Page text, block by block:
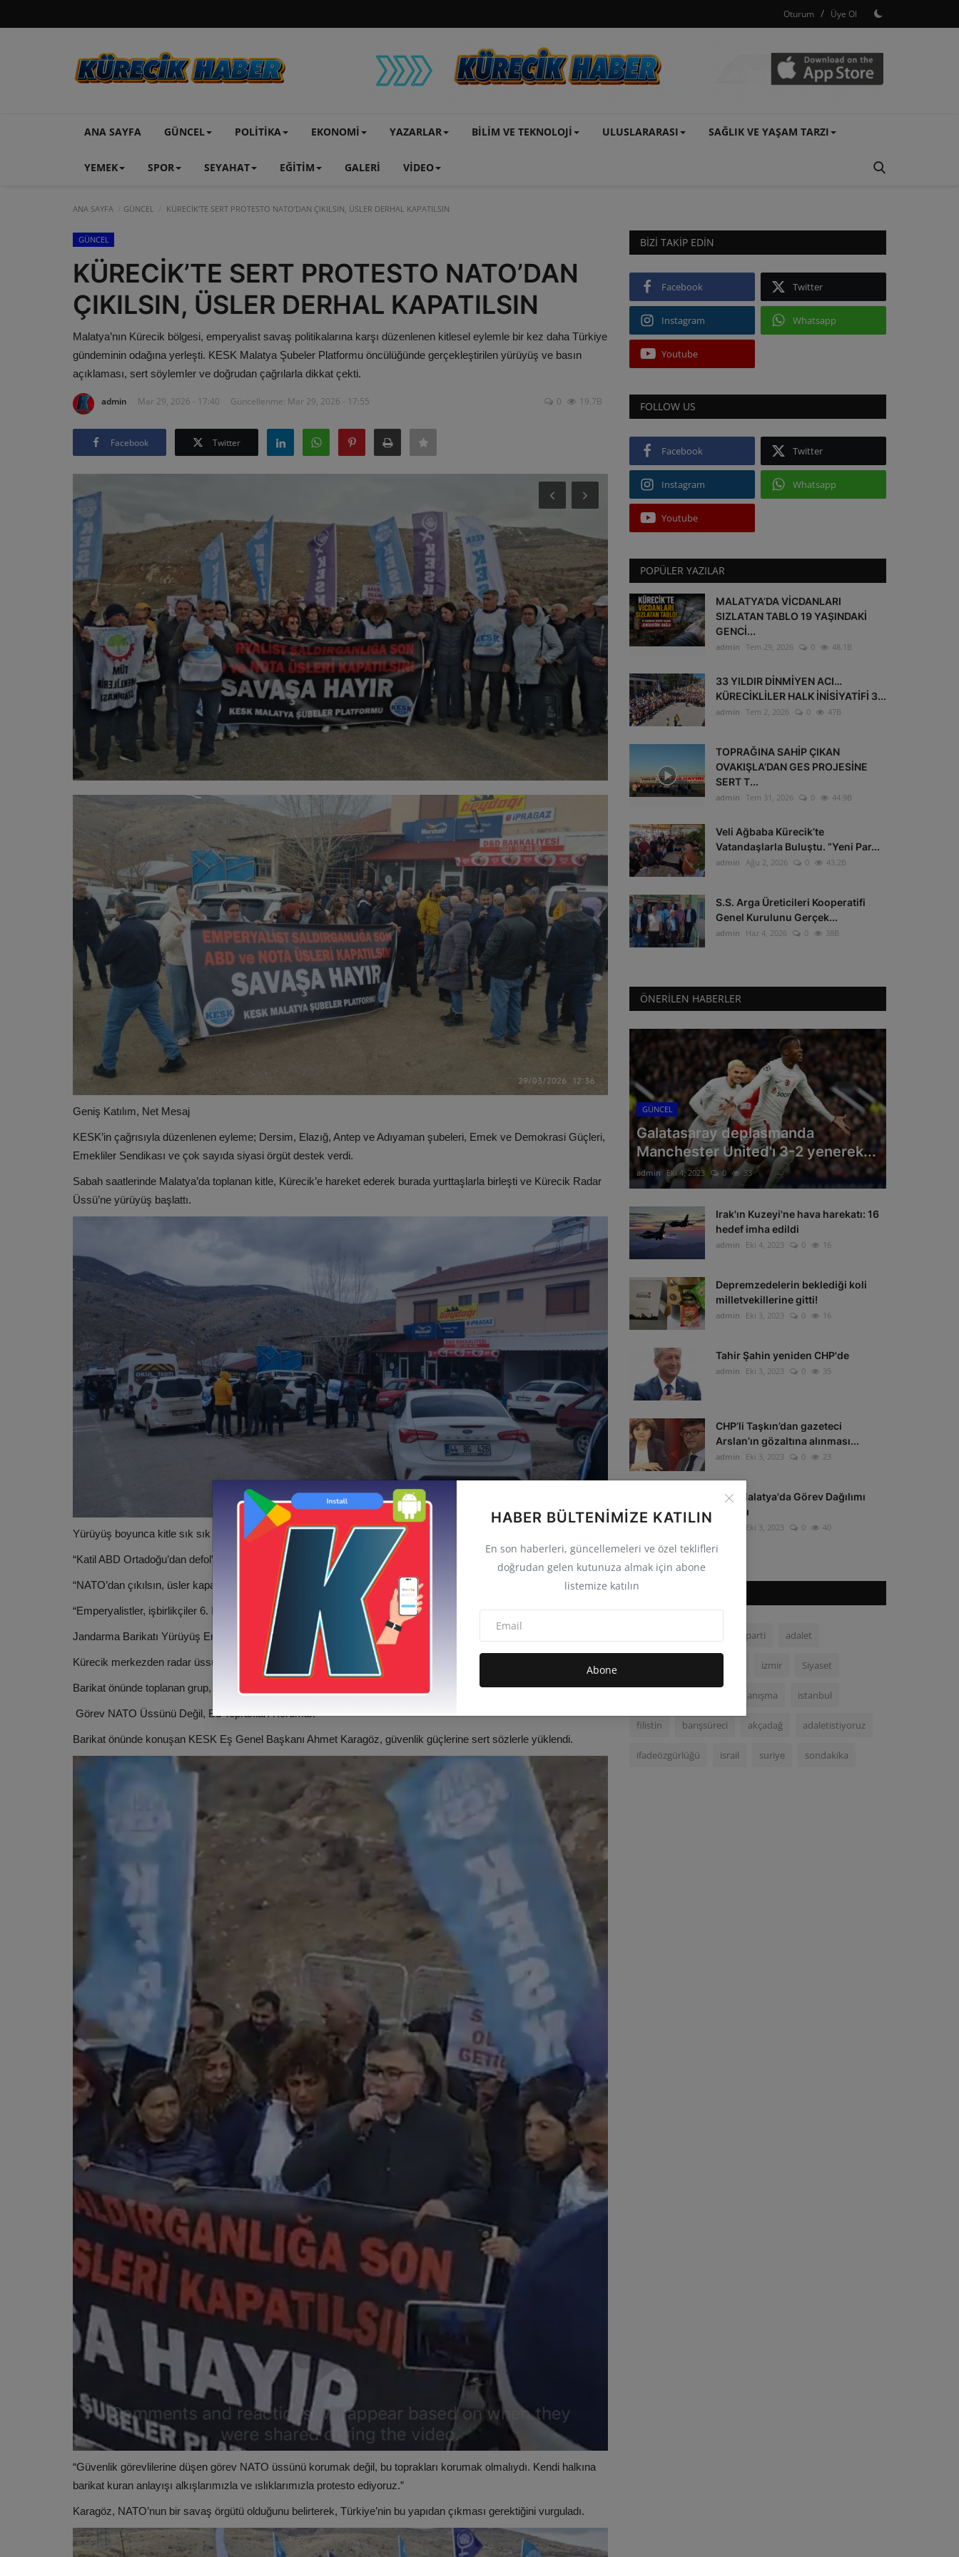
Oturum / Üye Ol
ANA SAYFA GÜNCEL POLİTİKA EKONOMİ YAZARLAR BİLİM VE TEKNOLOJİ ULUSLARARASI SAĞLIK VE YAŞAM TARZI
YEMEK SPOR SEYAHAT EĞİTİM GALERİ VİDEO
HABER BÜLTENIMIZE KATILIN
En son haberleri, güncellemeleri ve özel teklifleri
doğrudan gelen kutunuza almak için abone
listemize katılın
Abone
ANA SAYFA GÜNCEL KÜRECİK’TE SERT PROTESTO NATO’DAN ÇIKILSIN, ÜSLER DERHAL KAPATILSIN
GÜNCEL
KÜRECİK’TE SERT PROTESTO NATO’DAN
ÇIKILSIN, ÜSLER DERHAL KAPATILSIN
Malatya’nın Kürecik bölgesi, emperyalist savaş politikalarına karşı düzenlenen kitlesel eylemle bir kez daha Türkiye
gündeminin odağına yerleşti. KESK Malatya Şubeler Platformu öncülüğünde gerçekleştirilen yürüyüş ve basın
açıklaması, sert söylemler ve doğrudan çağrılarla dikkat çekti.
admin Mar 29, 2026 - 17:40 Güncellenme: Mar 29, 2026 - 17:55 0 19.7B
Facebook Twitter
Geniş Katılım, Net Mesaj
KESK’in çağrısıyla düzenlenen eyleme; Dersim, Elazığ, Antep ve Adıyaman şubeleri, Emek ve Demokrasi Güçleri,
Emekliler Sendikası ve çok sayıda siyasi örgüt destek verdi.
Sabah saatlerinde Malatya’da toplanan kitle, Kürecik’e hareket ederek burada yurttaşlarla birleşti ve Kürecik Radar
Üssü’ne yürüyüş başlattı.
Yürüyüş boyunca kitle sık sık şu sloganları attı.
“Katil ABD Ortadoğu’dan defol”
“NATO’dan çıkılsın, üsler kapatılsın”
“Emperyalistler, işbirlikçiler 6. Filo’yu unutmayın”
Jandarma Barikatı Yürüyüş Engellendi
Kürecik merkezden radar üssüne ilerlemek isteyen kitle, jandarma ekiplerinin kurduğu barikatla durduruldu.
Barikat önünde toplanan grup, burada basın açıklaması gerçekleştirdi ve duruma tepki gösterdi.
Görev NATO Üssünü Değil, Bu Toprakları Korumak
Barikat önünde konuşan KESK Eş Genel Başkanı Ahmet Karagöz, güvenlik güçlerine sert sözlerle yüklendi.
“Güvenlik görevlilerine düşen görev NATO üssünü korumak değil, bu toprakları korumak olmalıydı. Kendi halkına
barikat kuran anlayışı alkışlarımızla ve ıslıklarımızla protesto ediyoruz.”
Karagöz, NATO’nun bir savaş örgütü olduğunu belirterek, Türkiye’nin bu yapıdan çıkması gerektiğini vurguladı.
BIZI TAKIP EDIN
Facebook Twitter
Instagram Whatsapp
Youtube
FOLLOW US
Facebook Twitter
Instagram Whatsapp
Youtube
POPÜLER YAZILAR
MALATYA’DA VİCDANLARI
SIZLATAN TABLO 19 YAŞINDAKİ
GENCİ...
admin Tem 29, 2026 0 48.1B
33 YILDIR DİNMİYEN ACI…
KÜRECİKLİLER HALK İNİSİYATİFİ 3...
admin Tem 2, 2026 0 47B
TOPRAĞINA SAHİP ÇIKAN
OVAKIŞLA’DAN GES PROJESİNE
SERT T...
admin Tem 31, 2026 0 44.9B
Veli Ağbaba Kürecik’te
Vatandaşlarla Buluştu. “Yeni Par...
admin Ağu 2, 2026 0 43.2B
S.S. Arga Üreticileri Kooperatifi
Genel Kurulunu Gerçek...
admin Haz 4, 2026 0 38B
ÖNERILEN HABERLER
GÜNCEL
Galatasaray deplasmanda
Manchester United'ı 3-2 yenerek...
admin Eki 4, 2023 0 33
Irak'ın Kuzeyi'ne hava harekatı: 16
hedef imha edildi
admin Eki 4, 2023 0 16
Depremzedelerin beklediği koli
milletvekillerine gitti!
admin Eki 3, 2023 0 16
Tahir Şahin yeniden CHP'de
admin Eki 3, 2023 0 35
CHP’li Taşkın’dan gazeteci
Arslan’ın gözaltına alınması...
admin Eki 3, 2023 0 23
CHP Malatya'da Görev Dağılımı
Yapıldı
Eki 3, 2023 0 40
demparti adalet
izmir Siyaset
dayanışma istanbul
filistin barışsüreci akçadağ adaletistiyoruz
ifadeözgürlüğü israil suriye sondakika